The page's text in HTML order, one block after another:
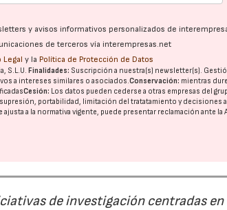
y avisos informativos personalizados de
de terceros vía interempresas.net
Legal y la Política de Protección de Datos
S.L.U.Finalidades: Suscripción a nuestra(s) newsletter(s).
a intereses similares o asociados.Conservación: mientras
Cesión: Los datos pueden cederse a otras empresas del
portabilidad, limitación del tratatamiento y decisiones
a la normativa vigente, puede presentar reclamación ante la
de investigación centradas